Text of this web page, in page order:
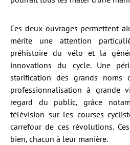
Ces deux ouvrages permettent
mérite une attention
préhistoire du vélo et la
innovations du cycle. Une
starification des grands
professionnalisation à grande
regard du public, grâce
télévision sur les courses
carrefour de ces révolutions.
bien, chacun à leur manière.